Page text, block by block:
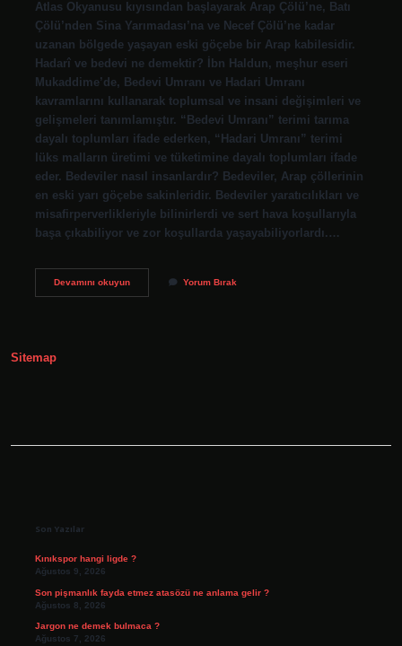
Atlas Okyanusu kıyısından başlayarak Arap Çölü’ne, Batı
Çölü’nden Sina Yarımadası’na ve Necef Çölü’ne kadar
uzanan bölgede yaşayan eski göçebe bir Arap kabilesidir.
Hadarî ve bedevi ne demektir? İbn Haldun, meşhur eseri
Mukaddime’de, Bedevi Umranı ve Hadari Umranı
kavramlarını kullanarak toplumsal ve insani değişimleri ve
gelişmeleri tanımlamıştır. “Bedevi Umranı” terimi tarıma
dayalı toplumları ifade ederken, “Hadari Umranı” terimi
lüks malların üretimi ve tüketimine dayalı toplumları ifade
eder. Bedeviler nasıl insanlardır? Bedeviler, Arap çöllerinin
en eski yarı göçebe sakinleridir. Bedeviler yaratıcılıkları ve
misafirperverlikleriyle bilinirlerdi ve sert hava koşullarıyla
başa çıkabiliyor ve zor koşullarda yaşayabiliyorlardı.…
Devamını okuyunIslamda
Yorum Bırak
Sitemap
Son Yazılar
Kınıkspor hangi ligde ?
Ağustos 9, 2026
Son pişmanlık fayda etmez atasözü ne anlama gelir ?
Ağustos 8, 2026
Jargon ne demek bulmaca ?
Ağustos 7, 2026